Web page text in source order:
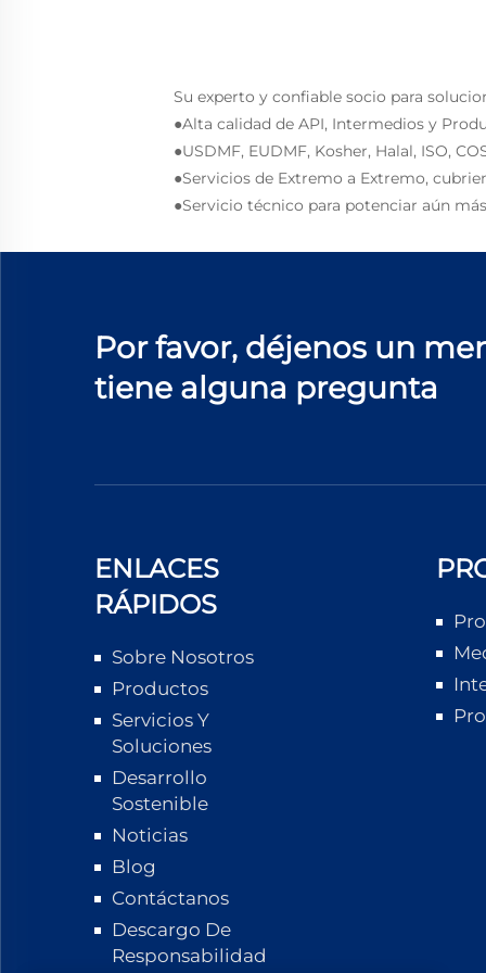
Su experto y confiable socio para
●Alta calidad de API, Intermedios y
●USDMF, EUDMF, Kosher, Halal, ISO,
●Servicios de Extremo a Extremo,
●Servicio técnico para potenciar aún
Por favor, déjenos un
tiene alguna pregunta
ENLACES
RÁPIDOS
Sobre Nosotros
Productos
Servicios Y
Soluciones
Desarrollo
Sostenible
Noticias
Blog
Contáctanos
Descargo De
Responsabilidad